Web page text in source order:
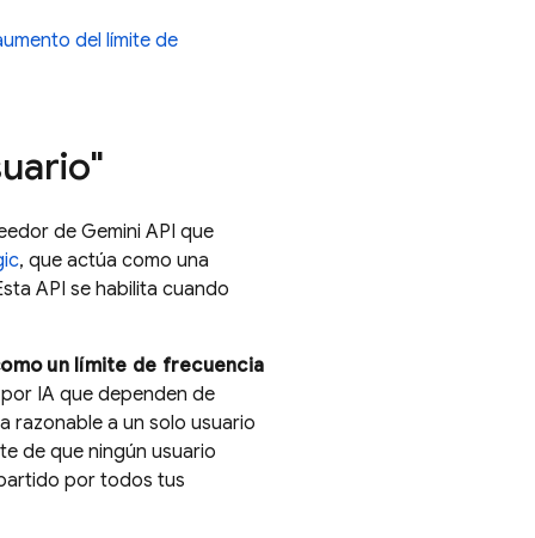
del límite de
de Gemini API que
, que actúa como una
API se habilita cuando
un límite de frecuencia
IA que dependen de
razonable a un solo usuario
de que ningún usuario
por todos tus